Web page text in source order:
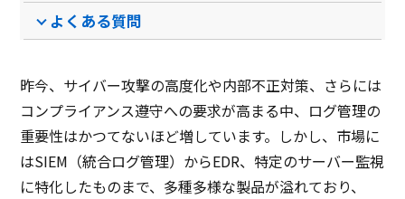
よくある質問
昨今、サイバー攻撃の高度化や内部不正対策、さらには
コンプライアンス遵守への要求が高まる中、ログ管理の
重要性はかつてないほど増しています。しかし、市場に
はSIEM（統合ログ管理）からEDR、特定のサーバー監視
に特化したものまで、多種多様な製品が溢れており、